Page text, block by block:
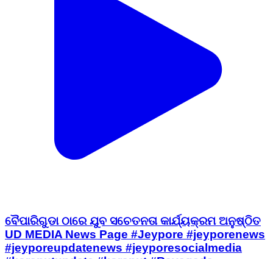
ବୈପାରିଗୁଡା ଠାରେ ଯୁବ ସଚେତନତା କାର୍ଯ୍ୟକ୍ରମ ଅନୁଷ୍ଠିତ
UD MEDIA News Page #Jeypore #jeyporenews
#jeyporeupdatenews #jeyporesocialmedia